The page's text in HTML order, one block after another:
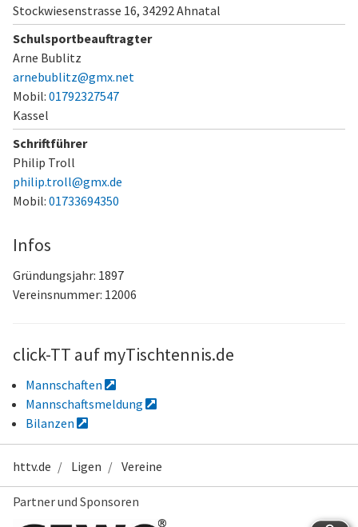
Stockwiesenstrasse 16, 34292 Ahnatal
Schulsportbeauftragter
Arne Bublitz
arnebublitz@gmx.net
Mobil: 01792327547
Kassel
Schriftführer
Philip Troll
philip.troll@gmx.de
Mobil: 01733694350
Infos
Gründungsjahr: 1897
Vereinsnummer: 12006
click-TT auf myTischtennis.de
Mannschaften
Mannschaftsmeldung
Bilanzen
httv.de Ligen Vereine
Partner und Sponsoren